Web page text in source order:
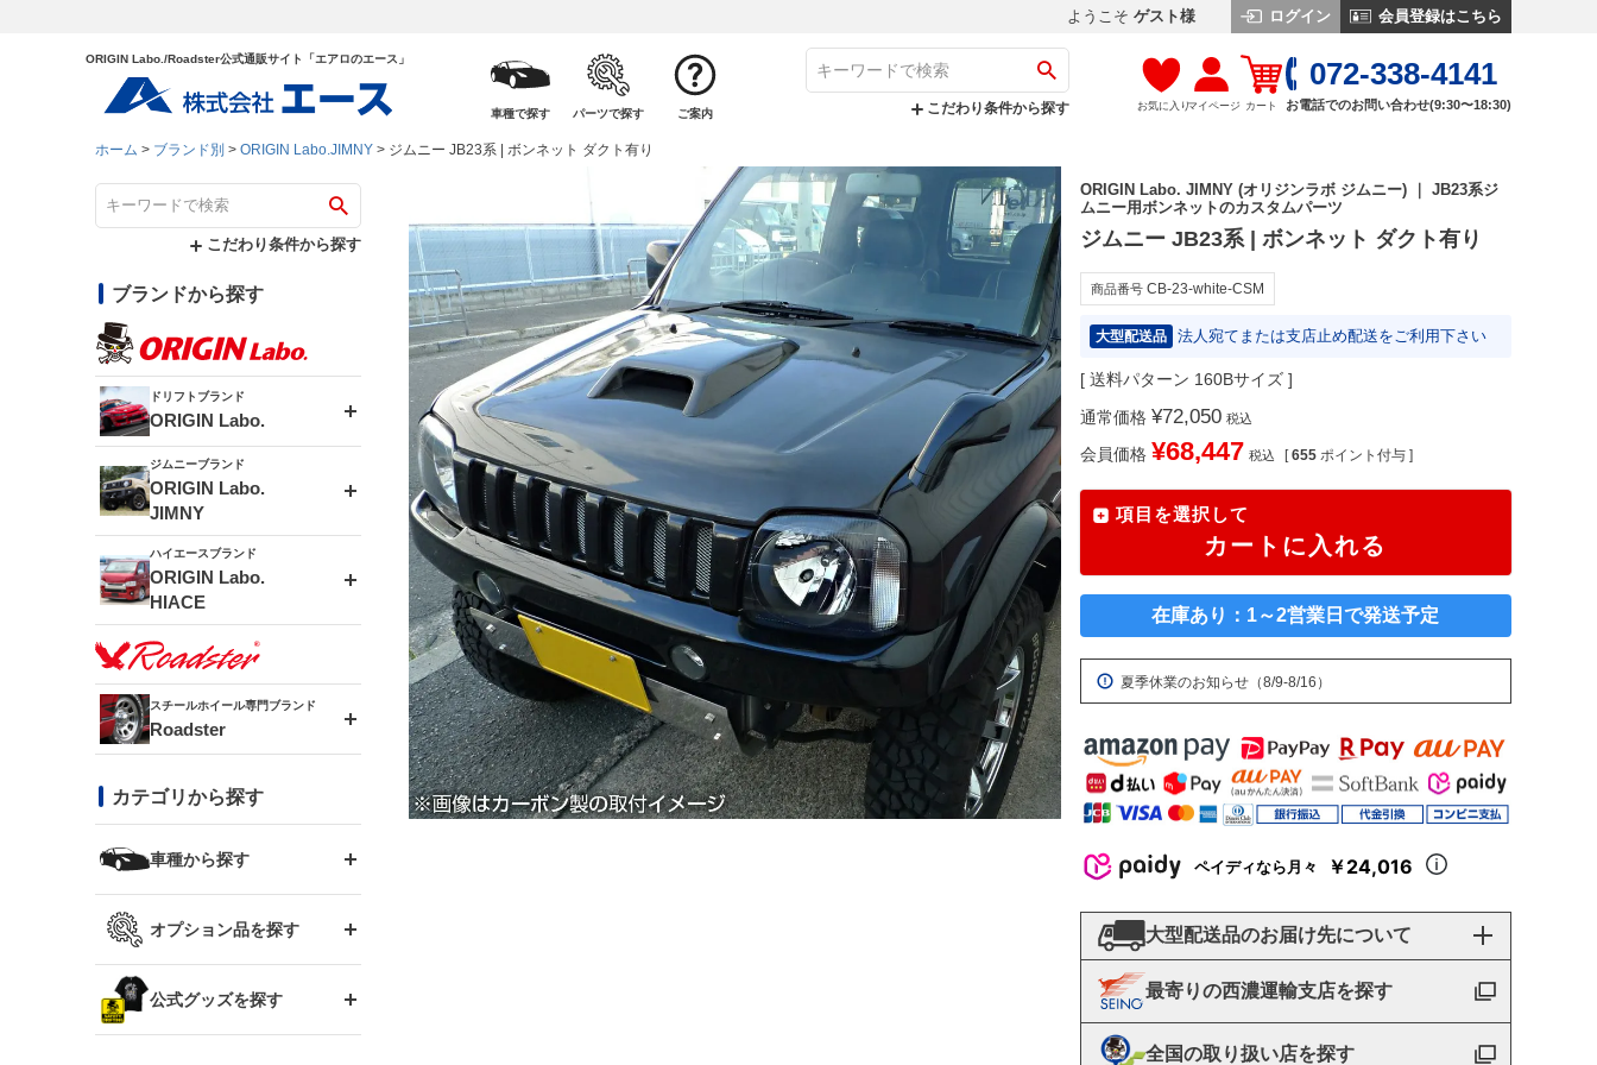
ようこそ ゲスト様 ログイン 会員登録はこちら
ORIGIN Labo./Roadster公式通販サイト「エアロのエース」
車種で探す パーツで探す ご案内 こだわり条件から探す お気に入りマイページ カート
072-338-4141
お電話でのお問い合わせ(9:30〜18:30)
ホーム ブランド別 ORIGIN Labo.JIMNY ジムニー JB23系 | ボンネット ダクト有り
こだわり条件から探す
ブランドから探す
ドリフトブランド
ORIGIN Labo.
エアロシリーズ
ドリフトライン
風神(180SX)
雷神(S15)
龍神(チェイサー)
レーシングライン
アタックライン
ストリームライン
スタイリッシュライン
フロントフェンダー
リアフェンダー
ブラッシュフェンダー
コンバットアイ
GTウイング
リアウイング
ルーフウイング
ボンネット
ジムニーブランド
ORIGIN Labo.
JIMNY
アルミホイール
MUD-ZEUS
アルミホイール
MUD-SR7
MUD-S7
ボンネット
フェンダー
サイドパーツ
ハイエースブランド
ORIGIN Labo.
HIACE
エアロシリーズ
LUX MODEL SP
LUX MODEL
RUGGER MODEL
GROUND MODEL
PHANTOM LIP
オーバーフェンダー
リアウイング
スムージングバンパー
ワイパーガード
内装パーツ
スチールホイール専門ブランド
Roadster
DAYTONA-RS
DAYTONA-RS NEO
まつど家 鉄漢
まつど家 鉄心
カテゴリから探す
車種から探す
トヨタ
シルビア S13
スズキ
オプション品を探す
GTウイング用ラダー
公式グッズを探す
ORIGIN Labo. JIMNY (オリジンラボ ジムニー) ｜ JB23系ジ
ムニー用ボンネットのカスタムパーツ
ジムニー JB23系 | ボンネット ダクト有り
商品番号 CB-23-white-CSM
大型配送品 法人宛てまたは支店止め配送をご利用下さい
送料パターン 160Bサイズ
通常価格 ¥72,050 税込
会員価格 ¥68,447 税込 [ 655 ポイント付与 ]
項目を選択して
カートに入れる
在庫あり：1～2営業日で発送予定
夏季休業のお知らせ（8/9-8/16）
ペイディなら月々 ￥24,016
大型配送品のお届け先について
最寄りの西濃運輸支店を探す
全国の取り扱い店を探す